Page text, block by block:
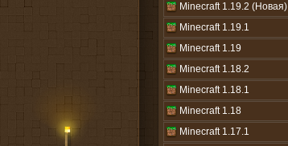
Minecraft 1.19.2 (Новая)
Minecraft 1.19.1
Minecraft 1.19
Minecraft 1.18.2
Minecraft 1.18.1
Minecraft 1.18
Minecraft 1.17.1